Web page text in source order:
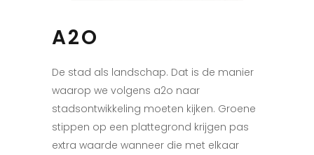
A2O
De stad als landschap. Dat is de manier
waarop we volgens a2o naar
stadsontwikkeling moeten kijken. Groene
stippen op een plattegrond krijgen pas
extra waarde wanneer die met elkaar